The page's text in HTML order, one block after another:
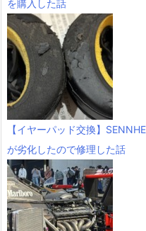
を購入した話
【イヤーパッド交換】
が劣化したので修理した話